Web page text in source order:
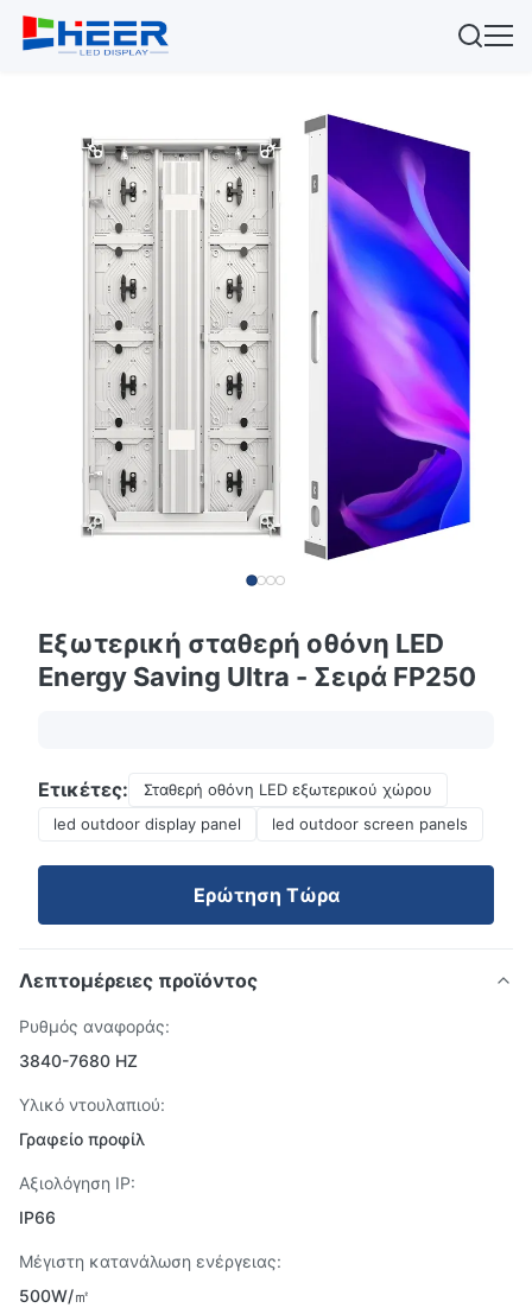
Εξωτερική σταθερή οθόνη LED
Energy Saving Ultra - Σειρά FP250
Ετικέτες:
Σταθερή οθόνη LED εξωτερικού χώρου
led outdoor display panel
led outdoor screen panels
Ερώτηση Τώρα
Λεπτομέρειες προϊόντος
Ρυθμός αναφοράς:
3840-7680 HZ
Υλικό ντουλαπιού:
Γραφείο προφίλ
Αξιολόγηση IP:
IP66
Μέγιστη κατανάλωση ενέργειας:
500W/㎡